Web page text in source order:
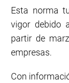
Esta norma
vigor debido
partir de
empresas.
Con